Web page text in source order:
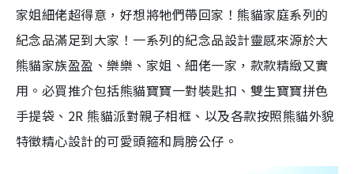
家姐細佬超得意，好想將牠們帶回家！熊貓家庭系列的
紀念品滿足到大家！一系列的紀念品設計靈感來源於大
熊貓家族盈盈、樂樂、家姐、細佬一家，款款精緻又實
用。必買推介包括熊貓寶寶一對裝匙扣、雙生寶寶拼色
手提袋、2R 熊貓派對親子相框、以及各款按照熊貓外貌
特徵精心設計的可愛頭箍和肩膀公仔。